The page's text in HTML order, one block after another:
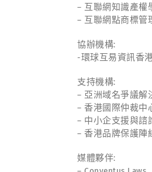
– 互聯網知識產權
– 互聯網點商標管
協辦機構:
-環球互易資訊香
支持機構:
– 亞洲域名爭議解
– 香港國際仲裁中
– 中小企支援與諮
– 香港品牌保護陣
媒體夥伴: